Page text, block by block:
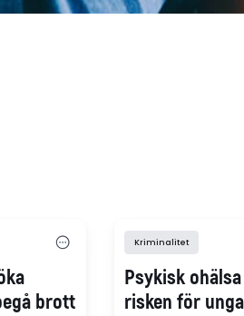
brott
Kriminalitet
Psykisk
risken för